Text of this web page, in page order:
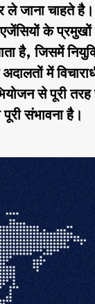
ले जाना चाहते है।
के प्रमुखों
है, जिसमें
में
से पूरी
संभावना है।